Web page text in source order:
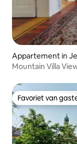
Appartement in
Favoriet van
Favoriet van